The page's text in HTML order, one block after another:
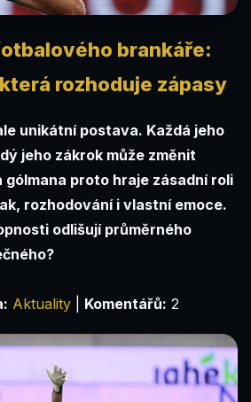
brankáře:
rozhoduje zápasy
unikátní postava. Každá jeho
jeho zákrok může změnit
gólmana proto hraje zásadní roli
rozhodování i vlastní emoce.
odlišují průměrného
Aktuality Komentářů: 2